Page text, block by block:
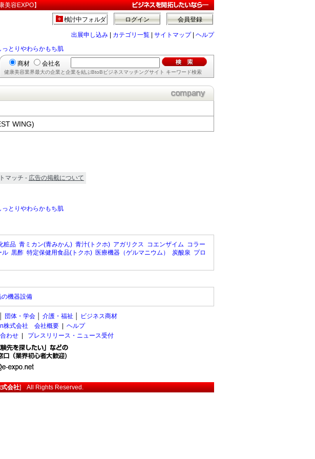
美容EXPO】
会員登録
ログイン
検討中フォルダ
出展申し込み カテゴリ一覧 サイトマップ| ヘルプ
とりやわらかもち肌
商材 会社名
健康美容業界最大の企業と企業を結ぶBtoBビジネスマッチングサイト キーワード検索
WING)
マッチ - 広告の掲載について
とりやわらかもち肌
粧品 青ミカン(青みかん) 青汁(トクホ) アガリクス コエンザイム コラー
ル 黒酢 特定保健用食品(トクホ) 医療機器（ゲルマニウム） 炭酸泉 プロ
の機器設備
団体・学会 介護・福祉
ビジネス商材
株式会社 会社概要
ヘルプ
わせ プレスリリース・ニュース受付
会社] All Rights Reserved.